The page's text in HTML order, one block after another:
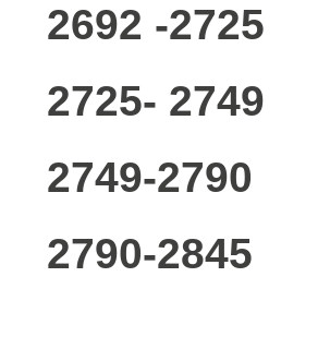
2692 -2725
2725- 2749
2749-2790
2790-2845